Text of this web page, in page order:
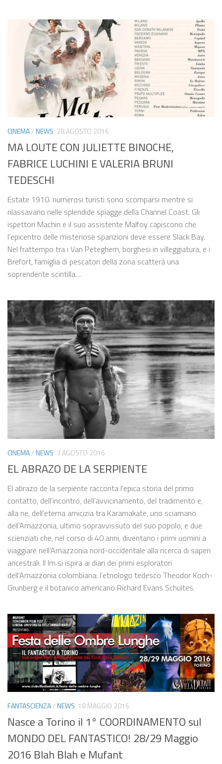
CINEMA/NEWS 28 AGOSTO 2016
MA LOUTE CON JULIETTE BINOCHE,
FABRICE LUCHINI E VALERIA BRUNI
TEDESCHI
Estate 1910. numerosi turisti sono scomparsi mentre si
rilassavano nelle splendide spiagge della Channel Coast. Gli
ispettori Machin e il suo assistente Malfoy capiscono che
l’epicentro delle misteriose sparizioni deve essere Slack Bay.
Nel frattempo tra i Van Peteghem, borghesi in villeggiatura, e i
Brefort, famiglia di pescatori della zona scatterà una
soprendente scintilla…
CINEMA/NEWS 3 AGOSTO 2016
EL ABRAZO DE LA SERPIENTE
El abrazo de la serpiente racconta l’epica storia del primo
contatto, dell’incontro, dell’avvicinamento, del tradimento e,
alla ne, dell’eterna amicizia tra Karamakate, uno sciamano
dell’Amazzonia, ultimo sopravvissuto del suo popolo, e due
scienziati che, nel corso di 40 anni, diventano i primi uomini a
viaggiare nell’Amazzonia nord-occidentale alla ricerca di saperi
ancestrali. Il lm si ispira ai diari dei primi esploratori
dell’Amazzonia colombiana: l’etnologo tedesco Theodor Koch-
Grunberg e il botanico americano Richard Evans Schultes.
FANTASCIENZA/NEWS 18 MAGGIO 2016
Nasce a Torino il 1° COORDINAMENTO sul
MONDO DEL FANTASTICO! 28/29 Maggio
2016 Blah Blah e Mufant